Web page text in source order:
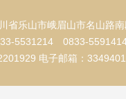
省乐山市峨眉山市名山路
5531214 0833-
电子邮箱：